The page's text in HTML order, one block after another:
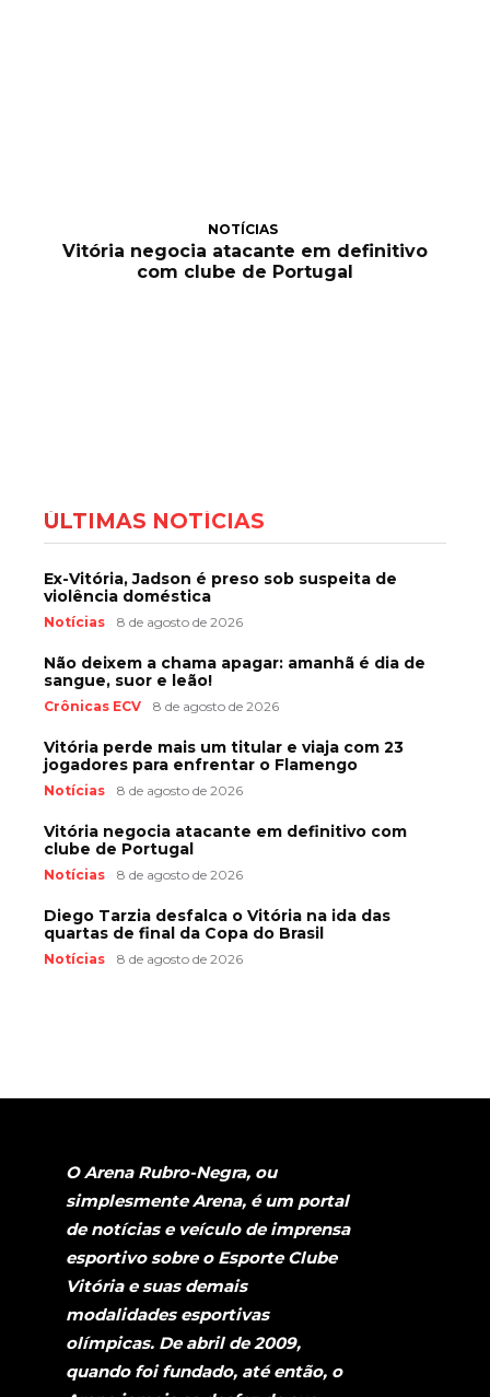
NOTÍCIAS
Vitória negocia atacante em definitivo
com clube de Portugal
ÚLTIMAS NOTÍCIAS
Ex-Vitória, Jadson é preso sob suspeita de
violência doméstica
Notícias 8 de agosto de 2026
Não deixem a chama apagar: amanhã é dia de
sangue, suor e leão!
Crônicas ECV 8 de agosto de 2026
Vitória perde mais um titular e viaja com 23
jogadores para enfrentar o Flamengo
Notícias 8 de agosto de 2026
Vitória negocia atacante em definitivo com
clube de Portugal
Notícias 8 de agosto de 2026
Diego Tarzia desfalca o Vitória na ida das
quartas de final da Copa do Brasil
Notícias 8 de agosto de 2026
O Arena Rubro-Negra, ou
simplesmente Arena, é um portal
de notícias e veículo de imprensa
esportivo sobre o Esporte Clube
Vitória e suas demais
modalidades esportivas
olímpicas. De abril de 2009,
quando foi fundado, até então, o